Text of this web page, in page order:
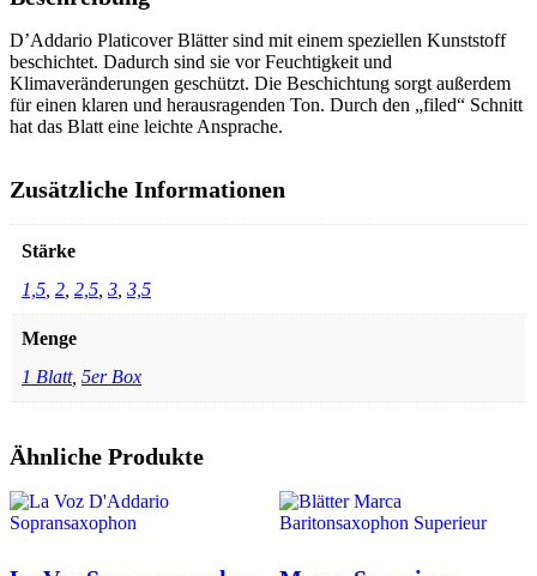
D’Addario Platicover Blätter sind mit einem speziellen Kunststoff
beschichtet. Dadurch sind sie vor Feuchtigkeit und
Klimaveränderungen geschützt. Die Beschichtung sorgt außerdem
für einen klaren und herausragenden Ton. Durch den „filed“ Schnitt
hat das Blatt eine leichte Ansprache.
Zusätzliche Informationen
Stärke
1,5 2 2,5 3 3,5
Menge
1 Blatt, 5er Box
Ähnliche Produkte